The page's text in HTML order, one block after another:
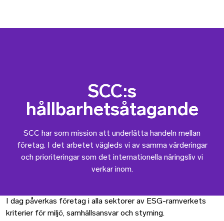
SCC:s
hållbarhetsåtagande
SCC har som mission att underlätta handeln mellan
företag. I det arbetet vägleds vi av samma värderingar
och prioriteringar som det internationella näringsliv vi
verkar inom.
I dag påverkas företag i alla sektorer av ESG-ramverkets
kriterier för miljö, samhällsansvar och styrning.